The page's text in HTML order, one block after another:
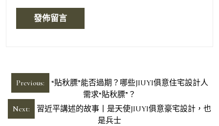
文
章
導
Previous:
“貼秋膘”能否過期？哪些JIUYI俱意住宅設計人
需求“貼秋膘”？
Next:
習近平講述的故事丨是天使JIUYI俱意豪宅設計，也
是兵士